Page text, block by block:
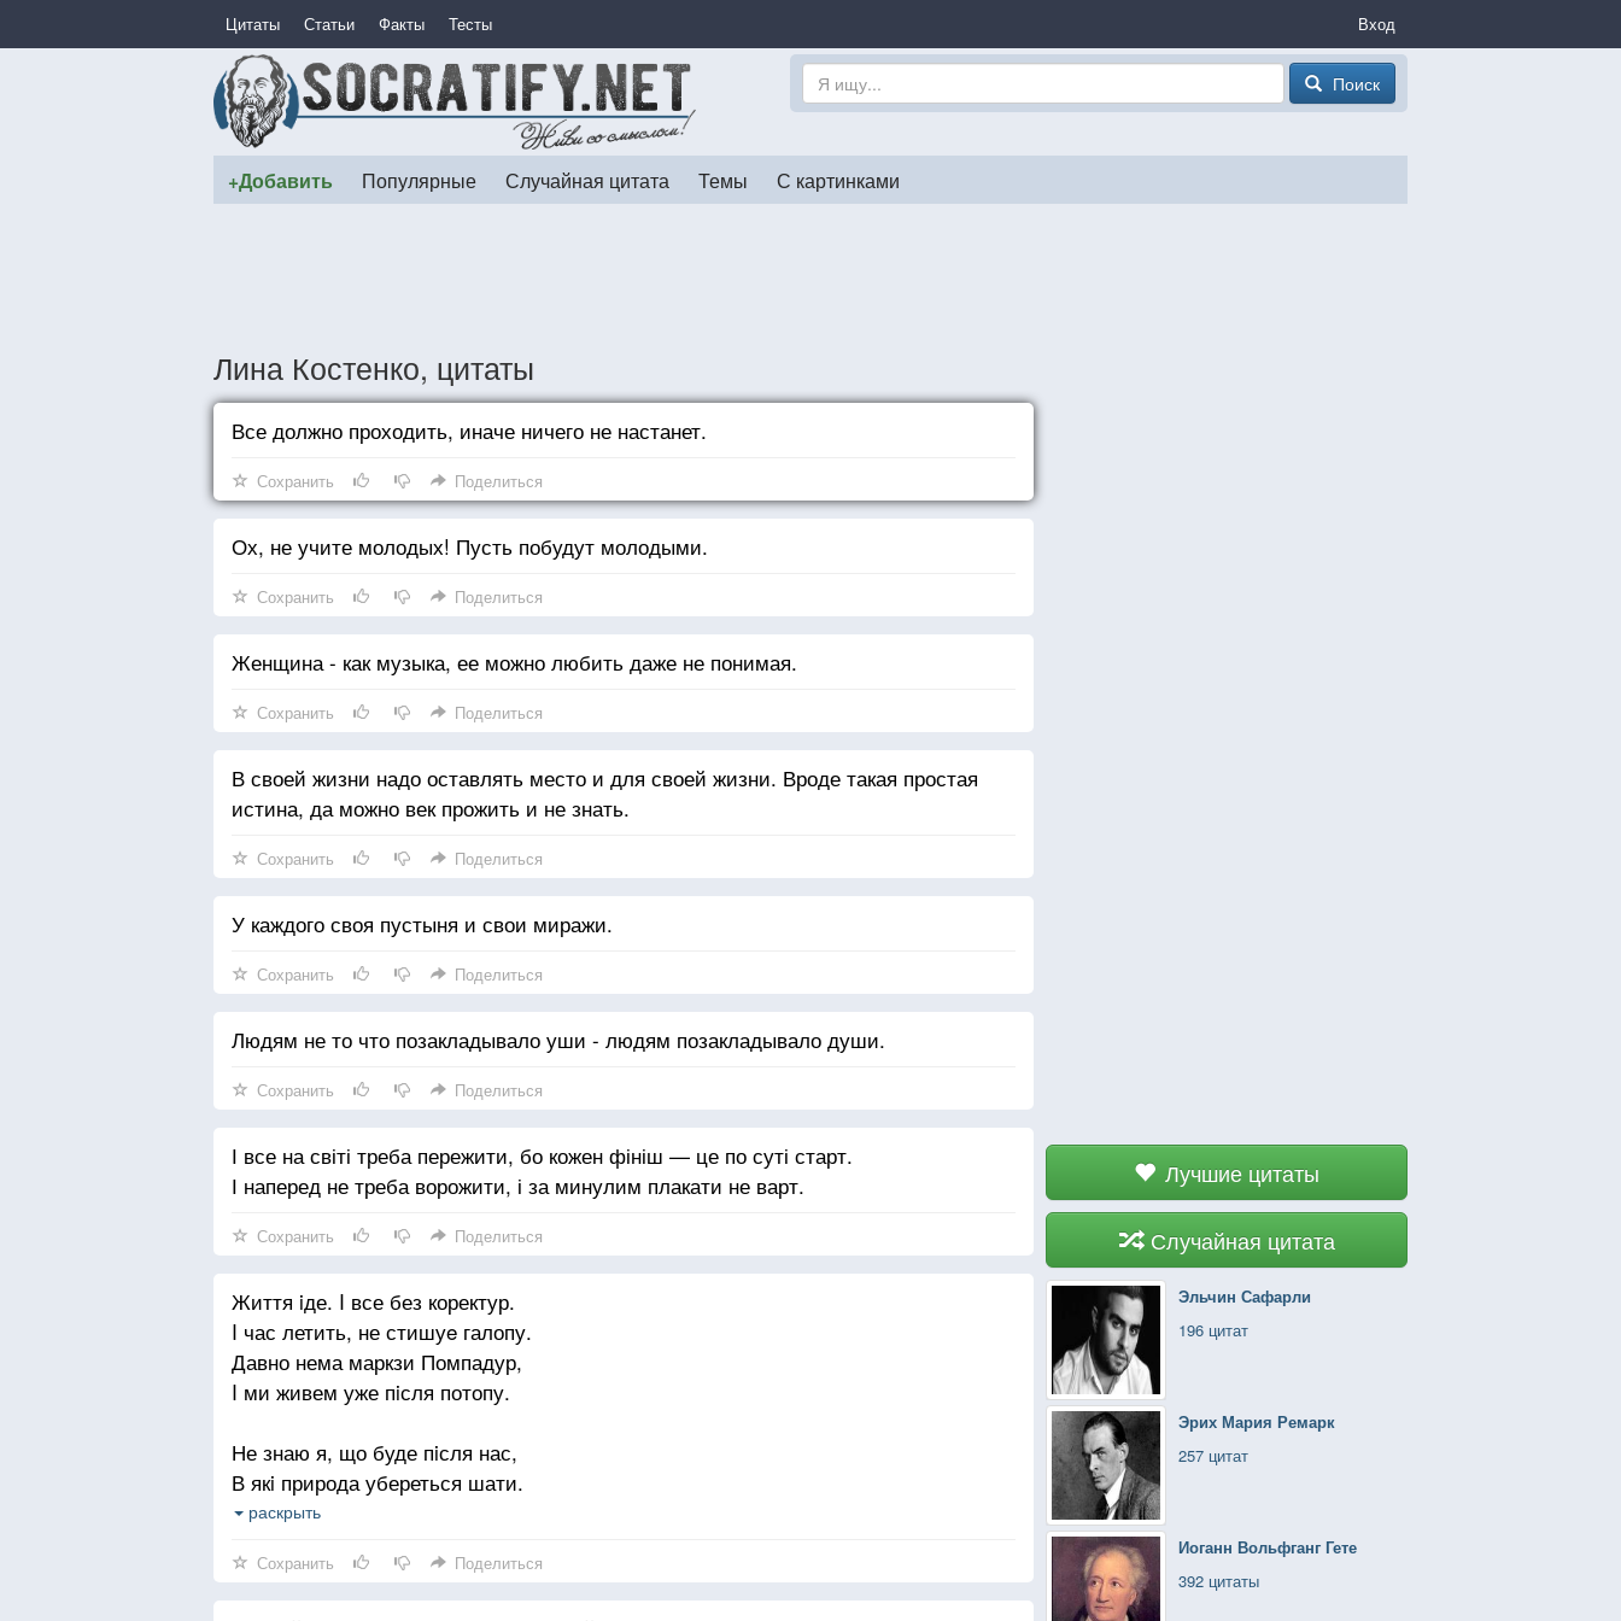
Цитаты Статьи Факты Тесты Вход
Поиск
+Добавить Популярные Случайная цитата Темы С картинками
Лина Костенко, цитаты
Лучшие цитаты
Случайная цитата
Эльчин Сафарли
196 цитат
Эрих Мария Ремарк
257 цитат
Иоганн Вольфганг Гете
392 цитаты
Все должно проходить, иначе ничего не настанет.
Сохранить Поделиться
Ох, не учите молодых! Пусть побудут молодыми.
Сохранить Поделиться
Женщина - как музыка, ее можно любить даже не понимая.
Сохранить Поделиться
В своей жизни надо оставлять место и для своей жизни. Вроде такая простая
истина, да можно век прожить и не знать.
Сохранить Поделиться
У каждого своя пустыня и свои миражи.
Сохранить Поделиться
Людям не то что позакладывало уши - людям позакладывало души.
Сохранить Поделиться
І все на світі треба пережити, бо кожен фініш — це по суті старт.
І наперед не треба ворожити, і за минулим плакати не варт.
Сохранить Поделиться
Життя iде. I все без коректур.
I час летить, не стишуe галопу.
Давно нема маркзи Помпадур,
I ми живем уже пiсля потопу.
Не знаю я, що буде пiсля нас,
В якi природа убереться шати.
Eдиний, хто не втомлються, — час.
Зробити щось, лишити по собi,
раскрыть
Сохранить Поделиться